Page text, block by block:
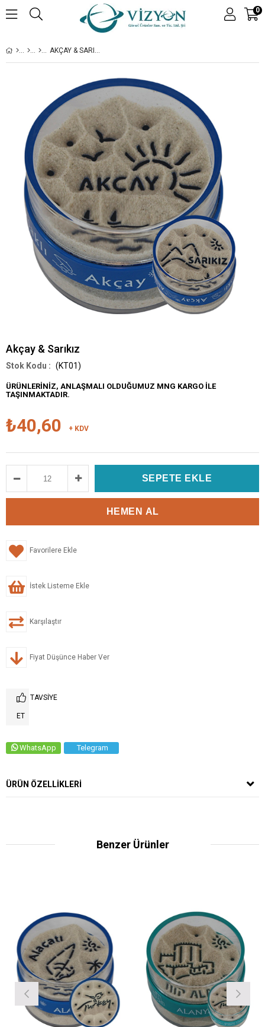
0
AKÇAY & SARIKIZ
Akçay & Sarıkız
(KT01)
ÜRÜNLERİNİZ, ANLAŞMALI OLDUĞUMUZ MNG KARGO İLE
TAŞINMAKTADIR.
₺40,60 + KDV
Favorilere Ekle
İstek Listeme Ekle
Karşılaştır
Fiyat Düşünce Haber Ver
TAVSIYE
ET
WhatsApp Telegram
ÜRÜN ÖZELLIKLERI
Benzer Ürünler